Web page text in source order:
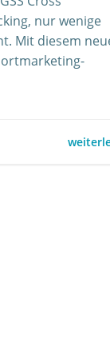
nur wenige
Mit diesem